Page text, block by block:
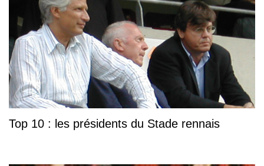
Top 10 : les présidents du Stade rennais